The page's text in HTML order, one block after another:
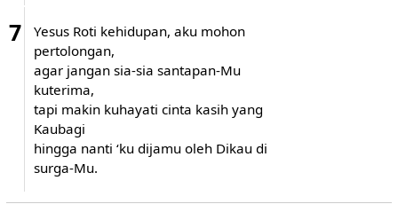
7
Yesus Roti kehidupan, aku mohon
pertolongan,
agar jangan sia-sia santapan-Mu
kuterima,
tapi makin kuhayati cinta kasih yang
Kaubagi
hingga nanti ‘ku dijamu oleh Dikau di
surga-Mu.